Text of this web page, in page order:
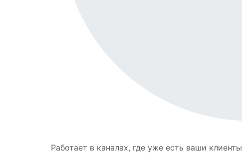
Работает в каналах, где уже есть ваши клиенты